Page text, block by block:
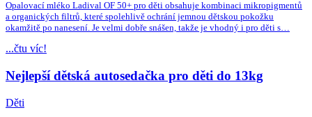
Opalovací mléko Ladival OF 50+ pro děti obsahuje kombinaci mikropigmentů
a organických filtrů, které spolehlivě ochrání jemnou dětskou pokožku
okamžitě po nanesení. Je velmi dobře snášen, takže je vhodný i pro děti s…
...čtu víc!
Nejlepší dětská autosedačka pro děti do 13kg
Děti